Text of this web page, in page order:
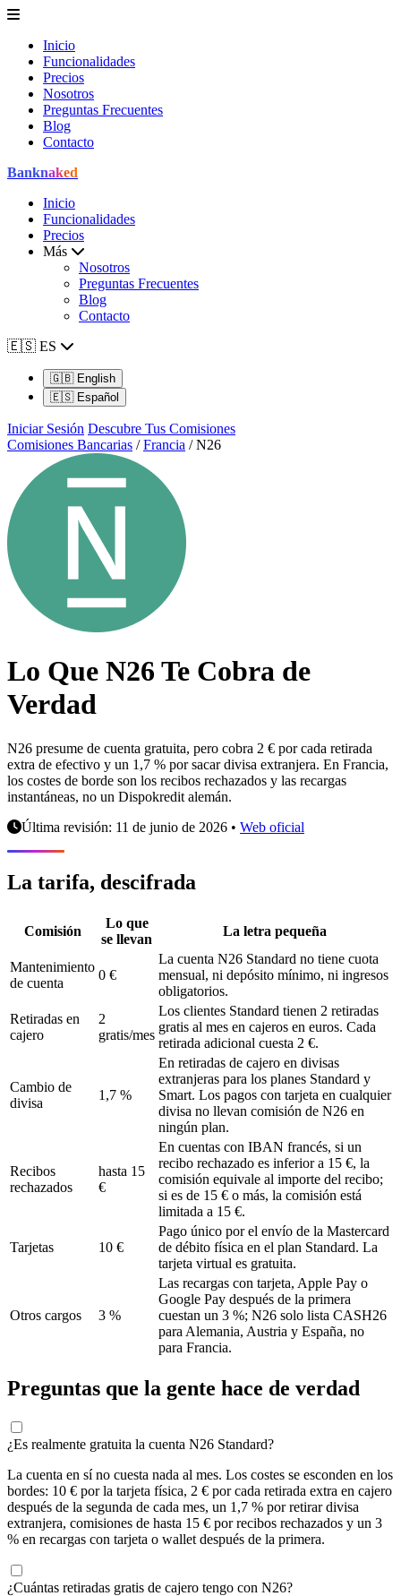
Inicio
Funcionalidades
Precios
Nosotros
Preguntas Frecuentes
Blog
Contacto
Banknaked
Inicio
Funcionalidades
Precios
Más
Nosotros
Preguntas Frecuentes
Blog
Contacto
🇪🇸 ES
🇬🇧English
🇪🇸Español
Iniciar Sesión Descubre Tus Comisiones
Comisiones Bancarias / Francia / N26
Lo Que N26 Te Cobra de
Verdad
N26 presume de cuenta gratuita, pero cobra 2 € por cada retirada
extra de efectivo y un 1,7 % por sacar divisa extranjera. En Francia,
los costes de borde son los recibos rechazados y las recargas
instantáneas, no un Dispokredit alemán.
Última revisión: 11 de junio de 2026 • Web oficial
La tarifa, descifrada
Comisión
Lo que
se llevan
La letra pequeña
Mantenimiento
de cuenta
0 €
La cuenta N26 Standard no tiene cuota
mensual, ni depósito mínimo, ni ingresos
obligatorios.
Retiradas en
cajero
2
gratis/mes
Los clientes Standard tienen 2 retiradas
gratis al mes en cajeros en euros. Cada
retirada adicional cuesta 2 €.
Cambio de
divisa
1,7 %
En retiradas de cajero en divisas
extranjeras para los planes Standard y
Smart. Los pagos con tarjeta en cualquier
divisa no llevan comisión de N26 en
ningún plan.
Recibos
rechazados
hasta 15
€
En cuentas con IBAN francés, si un
recibo rechazado es inferior a 15 €, la
comisión equivale al importe del recibo;
si es de 15 € o más, la comisión está
limitada a 15 €.
Tarjetas 10 €
Pago único por el envío de la Mastercard
de débito física en el plan Standard. La
tarjeta virtual es gratuita.
Otros cargos 3 %
Las recargas con tarjeta, Apple Pay o
Google Pay después de la primera
cuestan un 3 %; N26 solo lista CASH26
para Alemania, Austria y España, no
para Francia.
Preguntas que la gente hace de verdad
¿Es realmente gratuita la cuenta N26 Standard?
La cuenta en sí no cuesta nada al mes. Los costes se esconden en los
bordes: 10 € por la tarjeta física, 2 € por cada retirada extra en cajero
después de la segunda de cada mes, un 1,7 % por retirar divisa
extranjera, comisiones de hasta 15 € por recibos rechazados y un 3
% en recargas con tarjeta o wallet después de la primera.
¿Cuántas retiradas gratis de cajero tengo con N26?